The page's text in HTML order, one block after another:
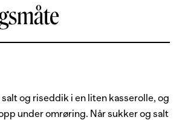
salt og riseddik i en liten kasserolle, og
under omrøring. Når sukker og salt